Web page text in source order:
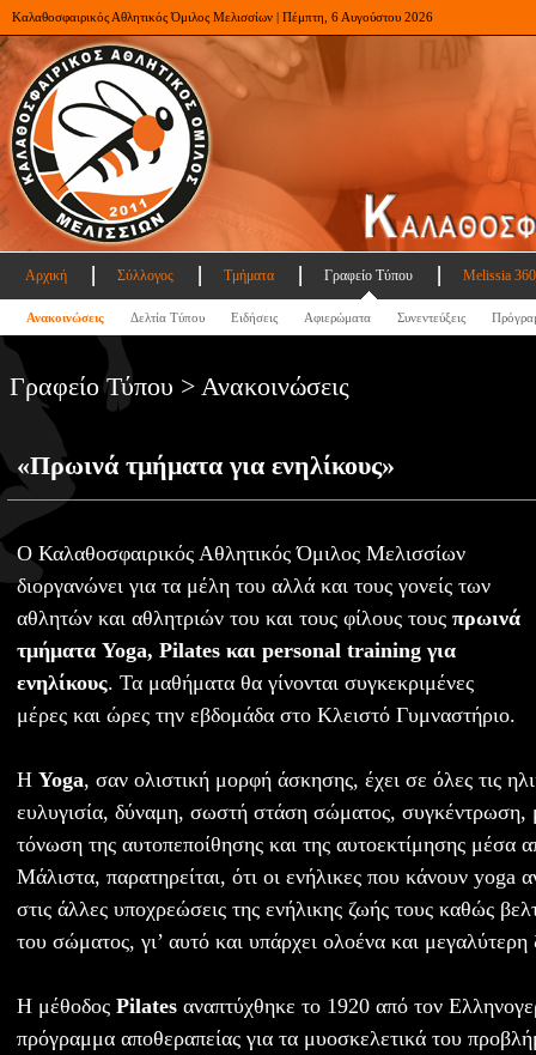
Καλαθοσφαιρικός Αθλητικός Όμιλος Μελισσίων | Πέμπτη, 6 Αυγούστου 2026
Αρχική Σύλλογος Τμήματα Γραφείο Τύπου Melissia
Ανακοινώσεις Δελτία Τύπου Ειδήσεις Αφιερώματα Συνεντεύξεις
Γραφείο Τύπου > Ανακοινώσεις
«Πρωινά τμήματα για ενηλίκους»
O Καλαθοσφαιρικός Αθλητικός Όμιλος Μελισσίων
διοργανώνει για τα μέλη του αλλά και τους γονείς των
αθλητών και αθλητριών του και τους φίλους τους πρωινά
τμήματα Yoga, Pilates και personal training για
ενηλίκους. Τα μαθήματα θα γίνονται συγκεκριμένες
μέρες και ώρες την εβδομάδα στο Κλειστό Γυμναστήριο.
Η Yoga, σαν ολιστική μορφή άσκησης, έχει σε όλες τις
ευλυγισία, δύναμη, σωστή στάση σώματος, συγκέντρωση,
τόνωση της αυτοπεποίθησης και της αυτοεκτίμησης μέσα
Μάλιστα, παρατηρείται, ότι οι ενήλικες που κάνουν yoga
στις άλλες υποχρεώσεις της ενήλικης ζωής τους καθώς
του σώματος, γι’ αυτό και υπάρχει ολοένα και μεγαλύτερη
Η μέθοδος Pilates αναπτύχθηκε το 1920 από τον
πρόγραμμα αποθεραπείας για τα μυοσκελετικά του